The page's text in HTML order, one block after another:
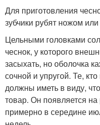
Для приготовления
зубчики рубят ножом
Цельными головками
чеснок, у которого
засыхать, но оболочка
сочной и упругой. Те,
должны иметь в виду,
товар. Он появляется
примерно в середине